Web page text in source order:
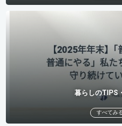
暮らしのTIPS
すべてみ